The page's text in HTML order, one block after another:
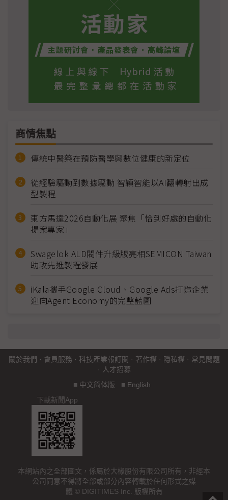
商情焦點
傳統中醫藥在預防醫學與數位健康的新定位
從經驗驅動到數據驅動 智穎智能以AI翻轉射出成
型製程
東方馬達2026自動化展 聚焦「恰到好處的自動化
提案專家」
Swagelok ALD閥件升級版亮相SEMICON Taiwan
助攻先進製程發展
iKala攜手Google Cloud、Google Ads打造企業
迎向Agent Economy的完整藍圖
關於我們 · 會員服務 · 科技產業報訂閱 · 著作權 · 隱私權 · 常見問題
· 人才招募
■ 中文简体版 ■ English
下載新聞App
本網站內之全部圖文，係屬於大椽股份有限公司所有，非經本
公司同意不得將全部或部分內容轉載於任何形式之媒
體 © DIGITIMES Inc. 版權所有